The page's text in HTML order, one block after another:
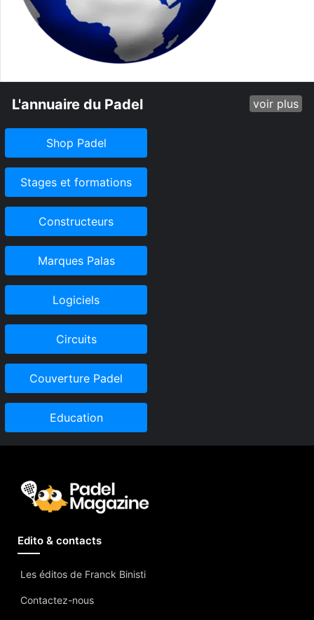
L'annuaire du Padel voir plus
Shop Padel
Stages et formations
Constructeurs
Marques Palas
Logiciels
Circuits
Couverture Padel
Education
Edito & contacts
Les éditos de Franck Binisti
Contactez-nous